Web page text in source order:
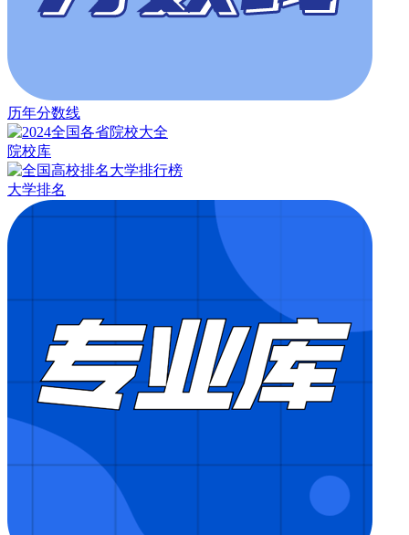
历年分数线
院校库
大学排名